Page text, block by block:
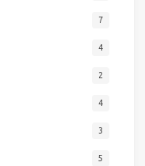
7
4
2
4
3
5